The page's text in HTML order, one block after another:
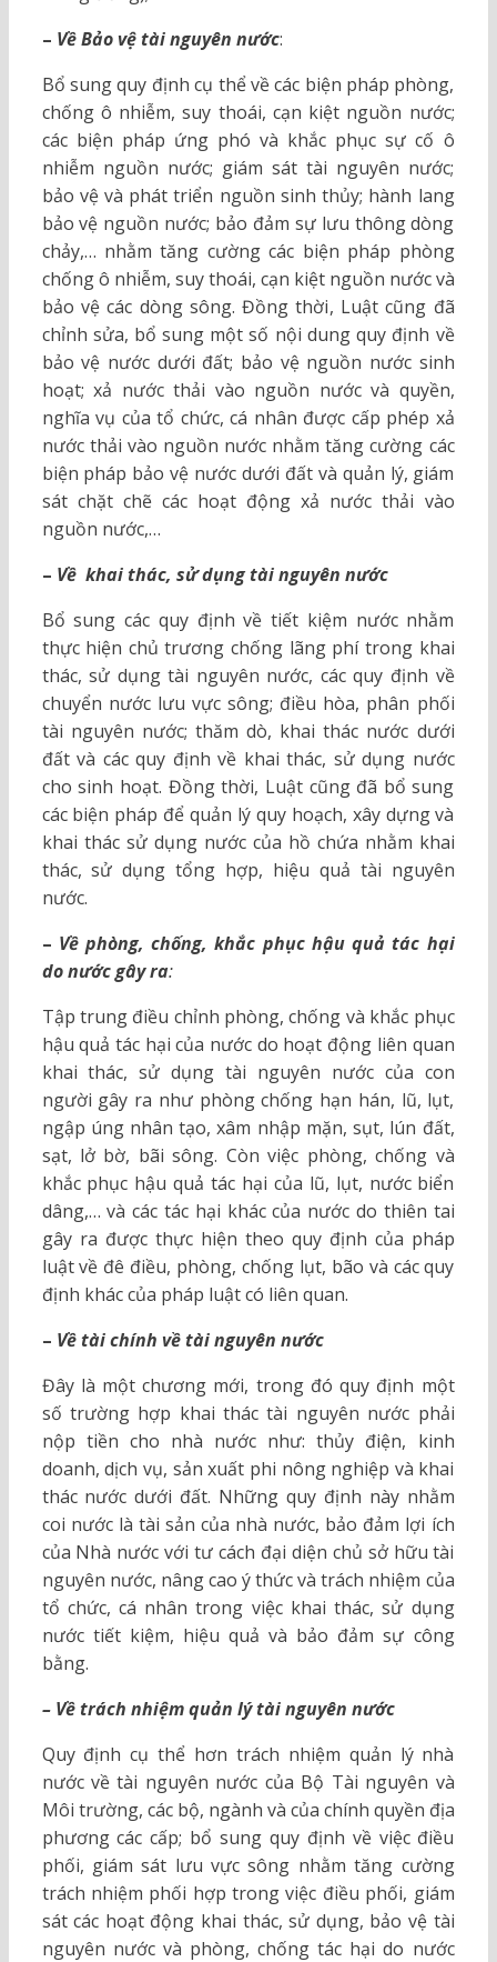
– Về Bảo vệ tài nguyên nước:
Bổ sung quy định cụ thể về các biện pháp phòng,
chống ô nhiễm, suy thoái, cạn kiệt nguồn nước;
các biện pháp ứng phó và khắc phục sự cố ô
nhiễm nguồn nước; giám sát tài nguyên nước;
bảo vệ và phát triển nguồn sinh thủy; hành lang
bảo vệ nguồn nước; bảo đảm sự lưu thông dòng
chảy,… nhằm tăng cường các biện pháp phòng
chống ô nhiễm, suy thoái, cạn kiệt nguồn nước và
bảo vệ các dòng sông. Đồng thời, Luật cũng đã
chỉnh sửa, bổ sung một số nội dung quy định về
bảo vệ nước dưới đất; bảo vệ nguồn nước sinh
hoạt; xả nước thải vào nguồn nước và quyền,
nghĩa vụ của tổ chức, cá nhân được cấp phép xả
nước thải vào nguồn nước nhằm tăng cường các
biện pháp bảo vệ nước dưới đất và quản lý, giám
sát chặt chẽ các hoạt động xả nước thải vào
nguồn nước,…
– Về khai thác, sử dụng tài nguyên nước
Bổ sung các quy định về tiết kiệm nước nhằm
thực hiện chủ trương chống lãng phí trong khai
thác, sử dụng tài nguyên nước, các quy định về
chuyển nước lưu vực sông; điều hòa, phân phối
tài nguyên nước; thăm dò, khai thác nước dưới
đất và các quy định về khai thác, sử dụng nước
cho sinh hoạt. Đồng thời, Luật cũng đã bổ sung
các biện pháp để quản lý quy hoạch, xây dựng và
khai thác sử dụng nước của hồ chứa nhằm khai
thác, sử dụng tổng hợp, hiệu quả tài nguyên
nước.
– Về phòng, chống, khắc phục hậu quả tác hại
do nước gây ra:
Tập trung điều chỉnh phòng, chống và khắc phục
hậu quả tác hại của nước do hoạt động liên quan
khai thác, sử dụng tài nguyên nước của con
người gây ra như phòng chống hạn hán, lũ, lụt,
ngập úng nhân tạo, xâm nhập mặn, sụt, lún đất,
sạt, lở bờ, bãi sông. Còn việc phòng, chống và
khắc phục hậu quả tác hại của lũ, lụt, nước biển
dâng,… và các tác hại khác của nước do thiên tai
gây ra được thực hiện theo quy định của pháp
luật về đê điều, phòng, chống lụt, bão và các quy
định khác của pháp luật có liên quan.
– Về tài chính về tài nguyên nước
Đây là một chương mới, trong đó quy định một
số trường hợp khai thác tài nguyên nước phải
nộp tiền cho nhà nước như: thủy điện, kinh
doanh, dịch vụ, sản xuất phi nông nghiệp và khai
thác nước dưới đất. Những quy định này nhằm
coi nước là tài sản của nhà nước, bảo đảm lợi ích
của Nhà nước với tư cách đại diện chủ sở hữu tài
nguyên nước, nâng cao ý thức và trách nhiệm của
tổ chức, cá nhân trong việc khai thác, sử dụng
nước tiết kiệm, hiệu quả và bảo đảm sự công
bằng.
– Về trách nhiệm quản lý tài nguyên nước
Quy định cụ thể hơn trách nhiệm quản lý nhà
nước về tài nguyên nước của Bộ Tài nguyên và
Môi trường, các bộ, ngành và của chính quyền địa
phương các cấp; bổ sung quy định về việc điều
phối, giám sát lưu vực sông nhằm tăng cường
trách nhiệm phối hợp trong việc điều phối, giám
sát các hoạt động khai thác, sử dụng, bảo vệ tài
nguyên nước và phòng, chống tác hại do nước